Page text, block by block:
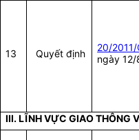
13 Quyết định
20/
ngày 12/
III. LĨNH VỰC GIAO THÔNG